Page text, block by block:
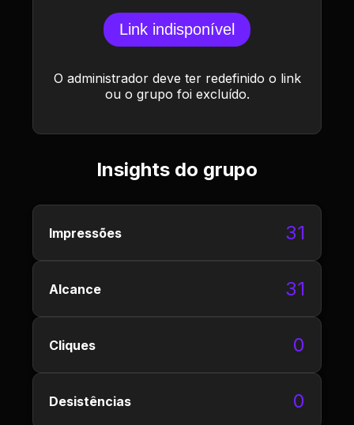
Link indisponível
O administrador deve ter redefinido o link
ou o grupo foi excluído.
Insights do grupo
Impressões 31
Alcance 31
Cliques 0
Desistências 0